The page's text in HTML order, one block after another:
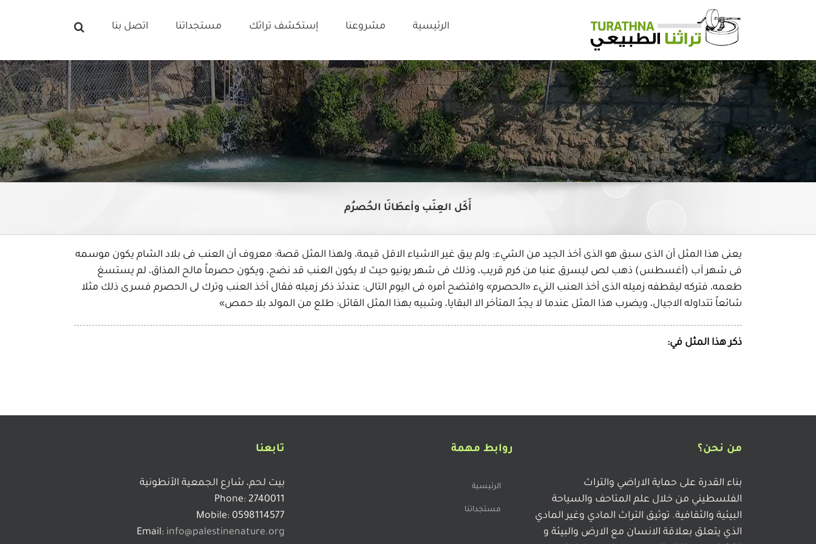
الرئيسية مشروعنا إستكشف تراثك مستجداتنا اتصل بنا
أَكَل العِنَب وأعطَانَا الحُصرُم
يعنى هذا المثل أن الذى سبق هو الذى أخذ الجيد من الشيء: ولم يبق غير الاشياء الاقل قيمة، ولهذا المثل قصة: معروف أن العنب فى بلاد الشام يكون موسمه
فى شهر آب (أغسطس) ذهب لص ليسرق عنبا من كرم قريب، وذلك فى شهر يونيو حيث لا يكون العنب قد نضج، ويكون حصرماً مالح المذاق، لم يستسغ
طعمه، فتركه ليقطفه زميله الذى أخذ العنب النيء «الحصرم» وافتضح أمره فى اليوم التالى: عندئذ ذكر زميله فقال أخذ العنب وترك لى الحصرم فسرى ذلك مثلا
شائعاً تتداوله الاجيال، ويضرب هذا المثل عندما لا يجدُ المتأخر الا البقايا، وشبيه بهذا المثل القائل: طلع من المولد بلا حمص»
ذكر هذا المثل في:
من نحن؟
بناء القدرة على حماية الاراضي والتراث
الفلسطيني من خلال علم المتاحف والسياحة
البيئية والثقافية. توثيق التراث المادي وغير المادي
الذي يتعلق بعلاقة الانسان مع الارض والبيئة و
روابط مهمة
الرئيسية
مستجداتنا
تابعنا
بيت لحم، شارع الجمعية الأنطونية
Phone: 2740011
Mobile: 0598114577
Email: info@palestinenature.org